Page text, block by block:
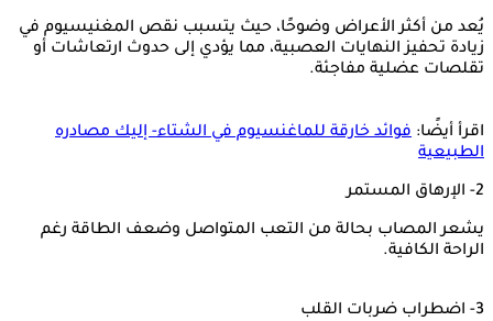
يُعد من أكثر الأعراض وضوحًا، حيث يتسبب نقص المغنيسيوم في
زيادة تحفيز النهايات العصبية، مما يؤدي إلى حدوث ارتعاشات أو
تقلصات عضلية مفاجئة.
اقرأ أيضًا: فوائد خارقة للماغنسيوم في الشتاء- إليك مصادره
الطبيعية
2- الإرهاق المستمر
يشعر المصاب بحالة من التعب المتواصل وضعف الطاقة رغم
الراحة الكافية.
3- اضطراب ضربات القلب